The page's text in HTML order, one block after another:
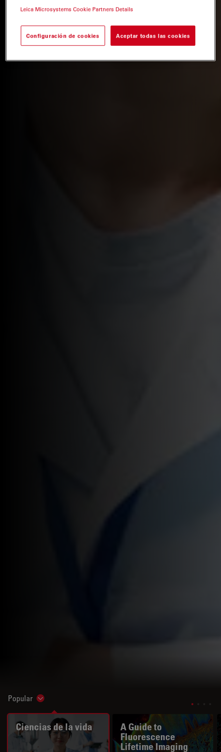
Popular Show subnavigation
Ciencias de la vida
A Guide to
Fluorescence
Lifetime Imaging
Leica Microsystems Cookie Partners Details
Configuración de cookies Aceptar todas las cookies